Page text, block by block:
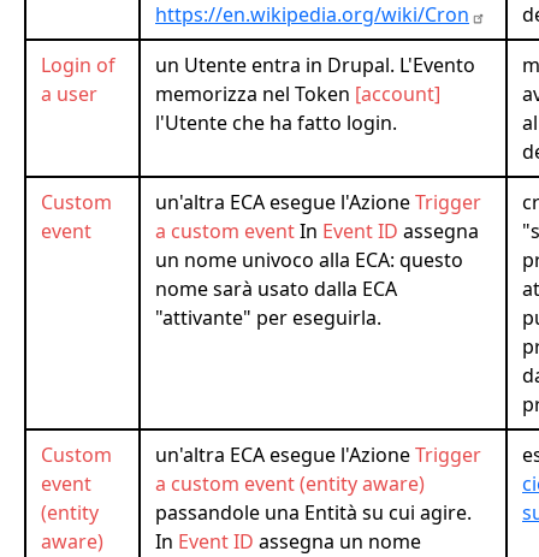
https://en.wikipedia.org/wiki/Cron
Login of
a user
un Utente entra in Drupal. L'Evento
memorizza nel Token [account]
l'Utente che ha fatto login.
Custom
event
un'altra ECA esegue l'AzioneTrigger
a custom eventIn Event ID assegna
un nome univoco alla ECA: questo
nome sarà usato dalla ECA
"attivante" per eseguirla.
Custom
event
(entity
aware)
un'altra ECA esegue l'AzioneTrigger
a custom event(entity aware)
passandole una Entità su cui agire.
In Event ID assegna un nome